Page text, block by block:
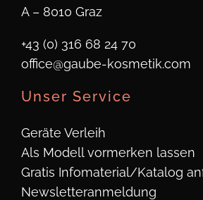
A – 8010 Graz
+43 (0) 316 68 24 70
office@gaube-kosmetik.com
Unser Service
Geräte Verleih
Als Modell vormerken lassen
Gratis Infomaterial/Katalog
Newsletteranmeldung